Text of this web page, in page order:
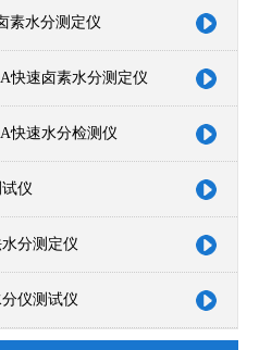
素水分测定仪
快速卤素水分测定仪
快速水分检测仪
仪
分测定仪
仪测试仪